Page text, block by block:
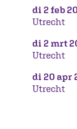
di 2 feb
Utrecht
di 2 mrt
Utrecht
di 20 apr
Utrecht